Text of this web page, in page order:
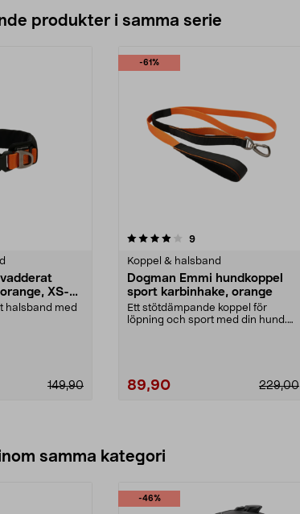
produkter i samma serie
XS-
halsband med
149,90
-61%
9recensioner
Koppel & halsband
Dogman Emmi hundkoppel
sport karbinhake, orange
Ett stötdämpande koppel för
löpning och sport med din hund.
229,00
89,90
4.5av 5 stjärnor
samma kategori
-46%